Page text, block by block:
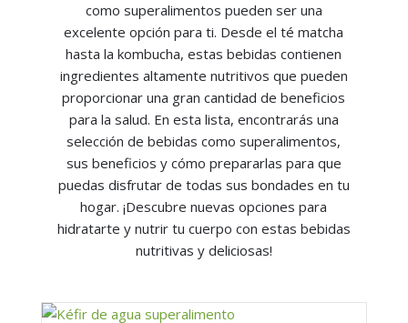
como superalimentos pueden ser una
excelente opción para ti. Desde el té matcha
hasta la kombucha, estas bebidas contienen
ingredientes altamente nutritivos que pueden
proporcionar una gran cantidad de beneficios
para la salud. En esta lista, encontrarás una
selección de bebidas como superalimentos,
sus beneficios y cómo prepararlas para que
puedas disfrutar de todas sus bondades en tu
hogar. ¡Descubre nuevas opciones para
hidratarte y nutrir tu cuerpo con estas bebidas
nutritivas y deliciosas!